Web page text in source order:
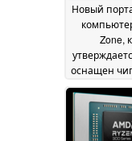
Новый
Zone,
оснащен
Ryzen AI
и более
памятью01